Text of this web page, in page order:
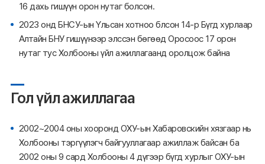
16 дахь гишүүн орон нутаг болсон.
2023 онд БНСУ-ын Үльсан хотноо блсон 14-р Бүгд хурлаар
Алтайн БНУ гишүүнээр элссэн бөгөөд Оросоос 17 орон
нутаг тус Холбооны үйл ажиллагаанд оролцож байна
Гол үйл ажиллагаа
2002~2004 оны хооронд ОХУ-ын Хабаровскийн хязгаар нь
Холбооны тэргүүлэгч байгууллагаар ажиллаж байсан ба
2002 оны 9 сард Холбооны 4 дүгээр бүгд хурлыг ОХУ-ын